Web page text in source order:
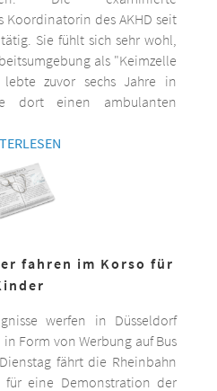
Koordinatorin des AKHD seit
Sie fühlt sich sehr wohl,
als "Keimzelle
zuvor sechs Jahre in
dort einen ambulanten
fahren im Korso für
werfen in Düsseldorf
Form von Werbung auf Bus
fährt die Rheinbahn
für eine Demonstration der